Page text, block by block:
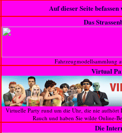
Auf dieser Seite
Das
Fahrzeugmodellsammlung
Virtual
Virtuelle Party rund um die Uhr, die nie aufhört
Rauch und haben Sie wilde Online-
Die